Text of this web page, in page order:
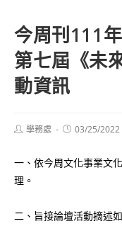
今周刊111
第七屆《未
動資訊
Post學務處
Post03/25/2022
一、依今周文化事業文
理。
二、旨接論壇活動摘述如